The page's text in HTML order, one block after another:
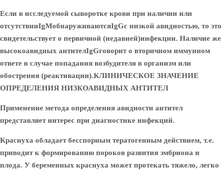
Если в исследуемой сыворотке крови при наличии или
отсутствииIgMобнаруживаютсяIgGс низкой авидностью, то это
свидетельствует о первичной (недавней)инфекции. Наличие же
высокоавидных антителIgGговорит о вторичном иммунном
ответе в случае попадания возбудителя в организм или
обострения (реактивации).КЛИНИЧЕСКОЕ ЗНАЧЕНИЕ
ОПРЕДЕЛЕНИЯ НИЗКОАВИДНЫХ АНТИТЕЛ
Применение метода определения авидности антител
представляет интерес при диагностике инфекций.
Краснуха обладает бесспорным тератогенным действием, т.е.
приводит к формированию пороков развития эмбриона и
плода. У беременных краснуха может протекать тяжело, легко